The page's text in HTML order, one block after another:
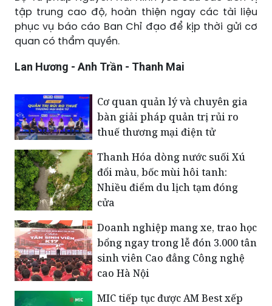
tập trung cao độ, hoàn thiện ngay các tài liệu
phục vụ báo cáo Ban Chỉ đạo để kịp thời gửi cơ
quan có thẩm quyền.
Lan Hương - Anh Trần - Thanh Mai
Cơ quan quản lý và chuyên gia
bàn giải pháp quản trị rủi ro
thuế thương mại điện tử
Thanh Hóa dòng nước suối Xú
đổi màu, bốc mùi hôi tanh:
Nhiều điểm du lịch tạm đóng
cửa
Doanh nghiệp mang xe, trao học
bổng ngay trong lễ đón 3.000 tân
sinh viên Cao đẳng Công nghệ
cao Hà Nội
MIC tiếp tục được AM Best xếp